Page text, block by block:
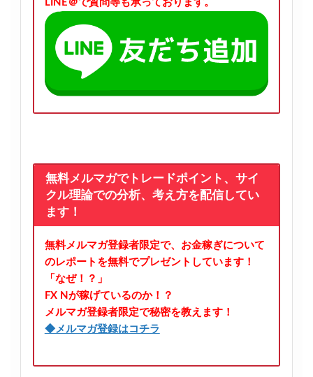
LINE＠で質問等も承っております。
無料メルマガでトレードポイント、サイ
クル理論での分析、考え方を配信してい
ます！
無料メルマガ登録者限定で、お金稼ぎについて
のレポートを無料でプレゼントしています！
「なぜ！？」
FX Nが稼げているのか！？
メルマガ登録者限定で秘密を教えます！
◆メルマガ登録はコチラ